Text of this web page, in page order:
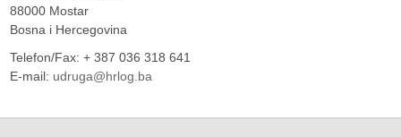
88000 Mostar
Bosna i Hercegovina
Telefon/Fax: + 387 036 318 641
E-mail: udruga@hrlog.ba